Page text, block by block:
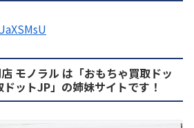
モノラル は「おもちゃ買取ドッ
ットJP」の姉妹サイトです！